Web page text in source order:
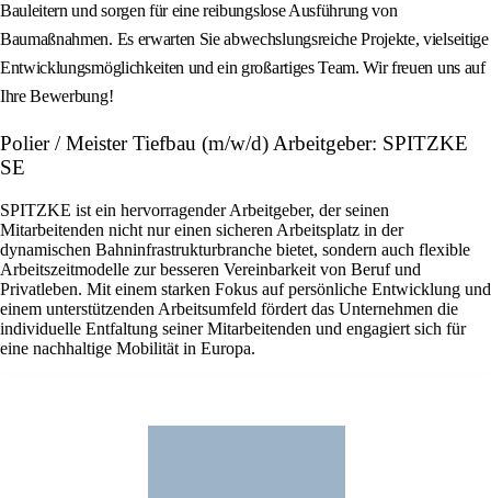
Bauleitern und sorgen für eine reibungslose Ausführung von
Baumaßnahmen. Es erwarten Sie abwechslungsreiche Projekte, vielseitige
Entwicklungsmöglichkeiten und ein großartiges Team. Wir freuen uns auf
Ihre Bewerbung!
Polier / Meister Tiefbau (m/w/d) Arbeitgeber: SPITZKE
SE
SPITZKE ist ein hervorragender Arbeitgeber, der seinen
Mitarbeitenden nicht nur einen sicheren Arbeitsplatz in der
dynamischen Bahninfrastrukturbranche bietet, sondern auch flexible
Arbeitszeitmodelle zur besseren Vereinbarkeit von Beruf und
Privatleben. Mit einem starken Fokus auf persönliche Entwicklung und
einem unterstützenden Arbeitsumfeld fördert das Unternehmen die
individuelle Entfaltung seiner Mitarbeitenden und engagiert sich für
eine nachhaltige Mobilität in Europa.